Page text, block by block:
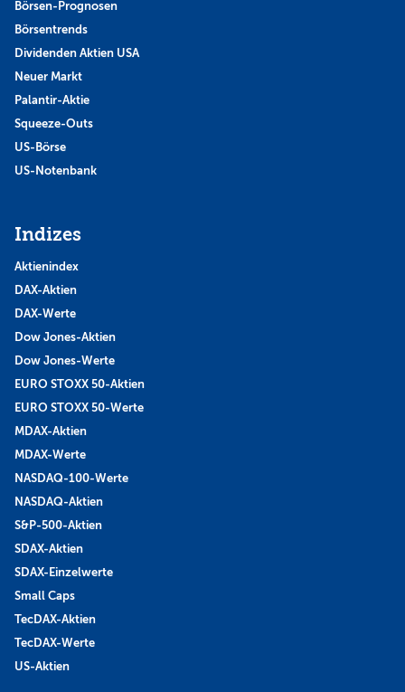
Börsen-Prognosen
Börsentrends
Dividenden Aktien USA
Neuer Markt
Palantir-Aktie
Squeeze-Outs
US-Börse
US-Notenbank
Indizes
Aktienindex
DAX-Aktien
DAX-Werte
Dow Jones-Aktien
Dow Jones-Werte
EURO STOXX 50-Aktien
EURO STOXX 50-Werte
MDAX-Aktien
MDAX-Werte
NASDAQ-100-Werte
NASDAQ-Aktien
S&P-500-Aktien
SDAX-Aktien
SDAX-Einzelwerte
Small Caps
TecDAX-Aktien
TecDAX-Werte
US-Aktien